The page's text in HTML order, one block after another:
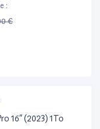
:
€
16” (2023) 1To